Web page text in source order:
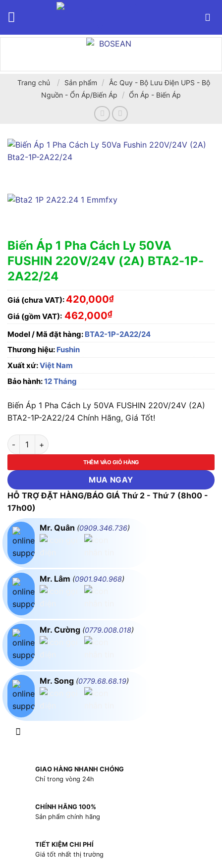
Trang chủ / Sản phẩm /
Ắc Quy - Bộ Lưu Điện UPS - Bộ
Nguồn - Ổn Áp/Biến Áp
/ Ổn Áp - Biến Áp
Biến Áp 1 Pha Cách Ly 50VA
FUSHIN 220V/24V (2A) BTA2-1P-
2A22/24
Giá (chưa VAT): 420,000₫
Giá (gồm VAT): 462,000₫
Model / Mã đặt hàng: BTA2-1P-2A22/24
Thương hiệu: Fushin
Xuất xứ:Việt Nam
Bảo hành:12 Tháng
Biến Áp 1 Pha Cách Ly 50VA FUSHIN 220V/24V (2A)
BTA2-1P-2A22/24 Chính Hãng, Giá Tốt!
Biến Áp 1 Pha Cách Ly 50VA FUSHIN 220V/24V (2A) BTA2-
THÊM VÀO GIỎ HÀNG
MUA NGAY
HỖ TRỢ ĐẶT HÀNG/BÁO GIÁ Thứ 2 - Thứ 7 (8h00 -
17h00)
Mr. Quân (0909.346.736)
Mr. Lâm (0901.940.968)
Mr. Cường (0779.008.018)
Mr. Song (0779.68.68.19)
GIAO HÀNG NHANH CHÓNG
Chỉ trong vòng 24h
CHÍNH HÃNG 100%
Sản phẩm chính hãng
TIẾT KIỆM CHI PHÍ
Giá tốt nhất thị trường